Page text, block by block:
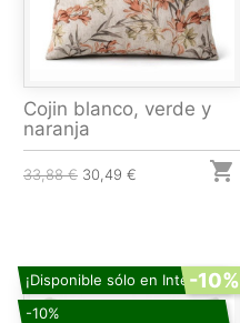
Cojin blanco, verde y
naranja
33,88 € 30,49 € 
¡Disponible sólo en Internet!
-10%
-10%